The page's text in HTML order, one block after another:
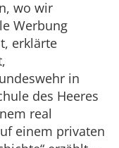
wo wir
Werbung
erklärte
in
des Heeres
real
einem privaten